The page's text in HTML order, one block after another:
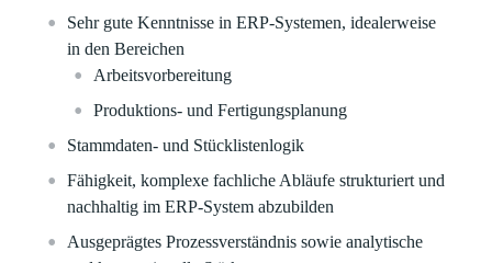
Sehr gute Kenntnisse in ERP‑Systemen, idealerweise
in den Bereichen
Arbeitsvorbereitung
Produktions‑ und Fertigungsplanung
Stammdaten‑ und Stücklistenlogik
Fähigkeit, komplexe fachliche Abläufe strukturiert und
nachhaltig im ERP‑System abzubilden
Ausgeprägtes Prozessverständnis sowie analytische